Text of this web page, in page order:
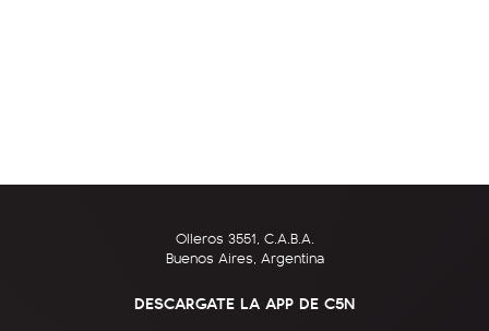
Olleros 3551, C.A.B.A.
Buenos Aires, Argentina
DESCARGATE LA APP DE C5N